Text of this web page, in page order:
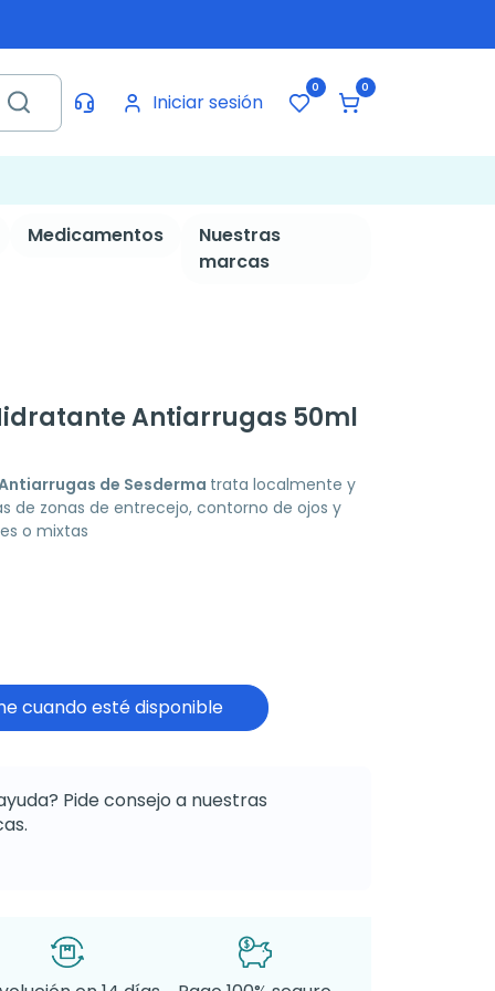
Iniciar sesión
0 0
Medicamentos
Nuestras
marcas
Antiarrugas 50ml
de Sesderma trata localmente y
de zonas de entrecejo, contorno de ojos y
o mixtas
cuando esté disponible
Pide consejo a nuestras